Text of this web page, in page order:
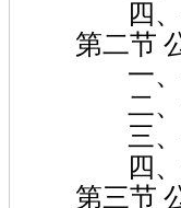
四、公
第二节
一、公
二、公
三、公
四、公
第三节